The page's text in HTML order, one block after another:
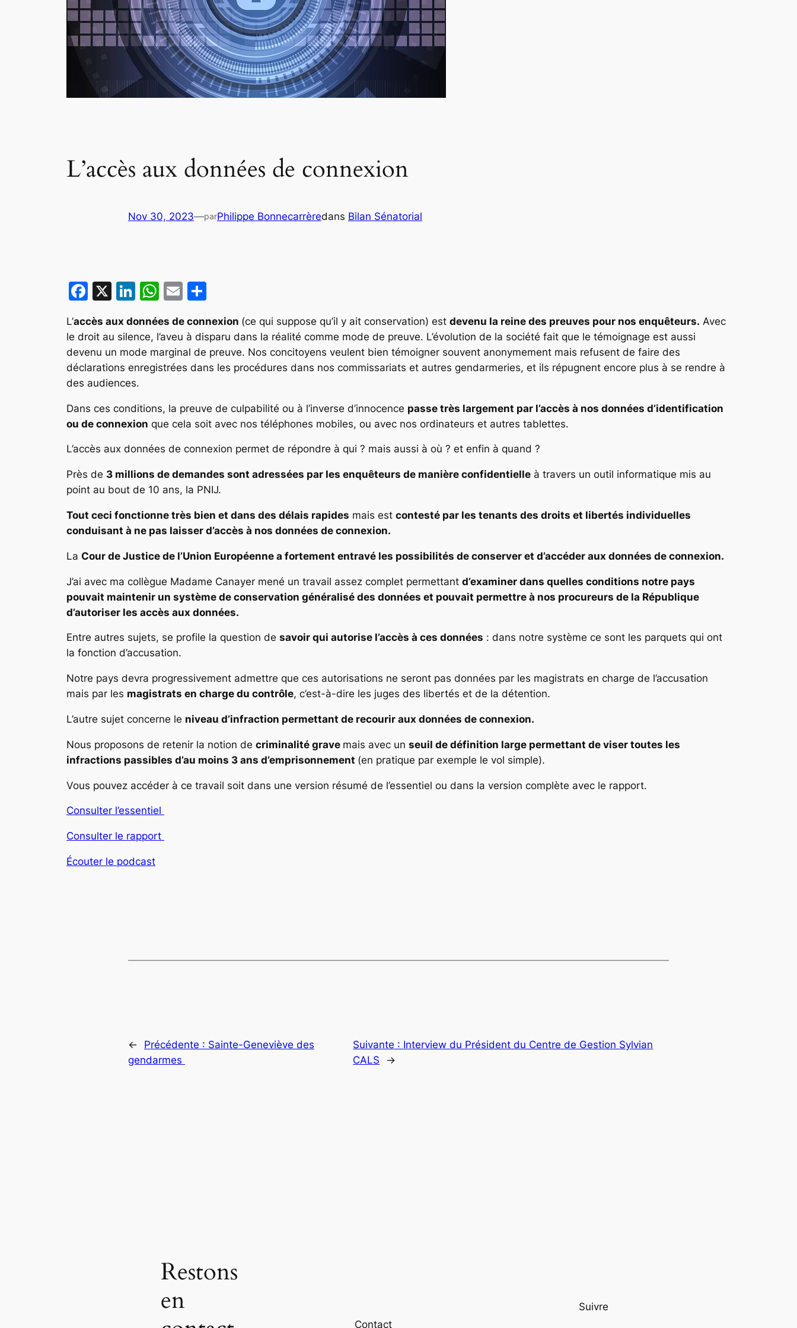
L’accès aux données de connexion
Nov 30, 2023—parPhilippe Bonnecarrèredans Bilan Sénatorial
Facebook
X LinkedIn
WhatsApp
Email
L’accès aux données de connexion (ce qui suppose qu’il y ait conservation) est devenu la reine des preuves pour nos enquêteurs. Avec
le droit au silence, l’aveu à disparu dans la réalité comme mode de preuve. L’évolution de la société fait que le témoignage est aussi
devenu un mode marginal de preuve. Nos concitoyens veulent bien témoigner souvent anonymement mais refusent de faire des
déclarations enregistrées dans les procédures dans nos commissariats et autres gendarmeries, et ils répugnent encore plus à se rendre à
des audiences.
Dans ces conditions, la preuve de culpabilité ou à l’inverse d’innocence passe très largement par l’accès à nos données d’identification
ou de connexion que cela soit avec nos téléphones mobiles, ou avec nos ordinateurs et autres tablettes.
L’accès aux données de connexion permet de répondre à qui ? mais aussi à où ? et enfin à quand ?
Près de 3 millions de demandes sont adressées par les enquêteurs de manière confidentielle à travers un outil informatique mis au
point au bout de 10 ans, la PNIJ.
Tout ceci fonctionne très bien et dans des délais rapides mais est contesté par les tenants des droits et libertés individuelles
conduisant à ne pas laisser d’accès à nos données de connexion.
La Cour de Justice de l’Union Européenne a fortement entravé les possibilités de conserver et d’accéder aux données de connexion.
J’ai avec ma collègue Madame Canayer mené un travail assez complet permettant d’examiner dans quelles conditions notre pays
pouvait maintenir un système de conservation généralisé des données et pouvait permettre à nos procureurs de la République
d’autoriser les accès aux données.
Entre autres sujets, se profile la question de savoir qui autorise l’accès à ces données : dans notre système ce sont les parquets qui ont
la fonction d’accusation.
Notre pays devra progressivement admettre que ces autorisations ne seront pas données par les magistrats en charge de l’accusation
mais par les magistrats en charge du contrôle, c’est-à-dire les juges des libertés et de la détention.
L’autre sujet concerne le niveau d’infraction permettant de recourir aux données de connexion.
Nous proposons de retenir la notion de criminalité grave mais avec un seuil de définition large permettant de viser toutes les
infractions passibles d’au moins 3 ans d’emprisonnement (en pratique par exemple le vol simple).
Vous pouvez accéder à ce travail soit dans une version résumé de l’essentiel ou dans la version complète avec le rapport.
Consulter l’essentiel
Consulter le rapport
Écouter le podcast
← Précédente : Sainte-Geneviève des
gendarmes
Suivante : Interview du Président du Centre de Gestion Sylvian
CALS
→
Restons
en
Contact
Suivre